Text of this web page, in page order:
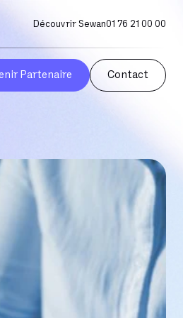
Découvrir Sewan01 76 21 00 00
Partenaire Contact